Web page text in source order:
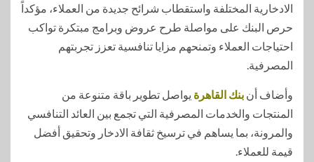
الادخارية المختلفة واستقطاب شرائح جديدة من العملاء، مؤكداً
حرص البنك على مواصلة طرح عروض وبرامج مبتكرة تواكب
احتياجات العملاء وتمنحهم مزايا تنافسية تعزز تجربتهم
المصرفية.
وأضاف أن بنك القاهرة يواصل تطوير باقة متنوعة من
المنتجات والخدمات المصرفية التي تجمع بين العائد التنافسي
والمرونة، بما يساهم في ترسيخ ثقافة الادخار وتحقيق أفضل
قيمة للعملاء.